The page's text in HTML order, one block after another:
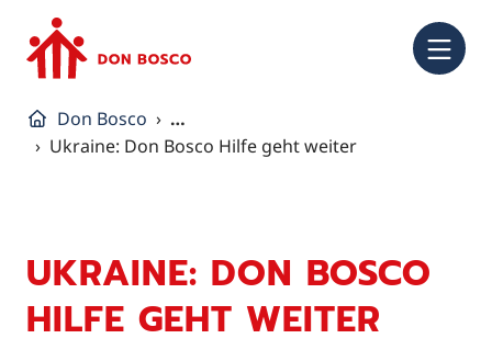
Don Bosco
…
Ukraine: Don Bosco Hilfe geht weiter
UKRAINE: DON BOSCO
HILFE GEHT WEITER